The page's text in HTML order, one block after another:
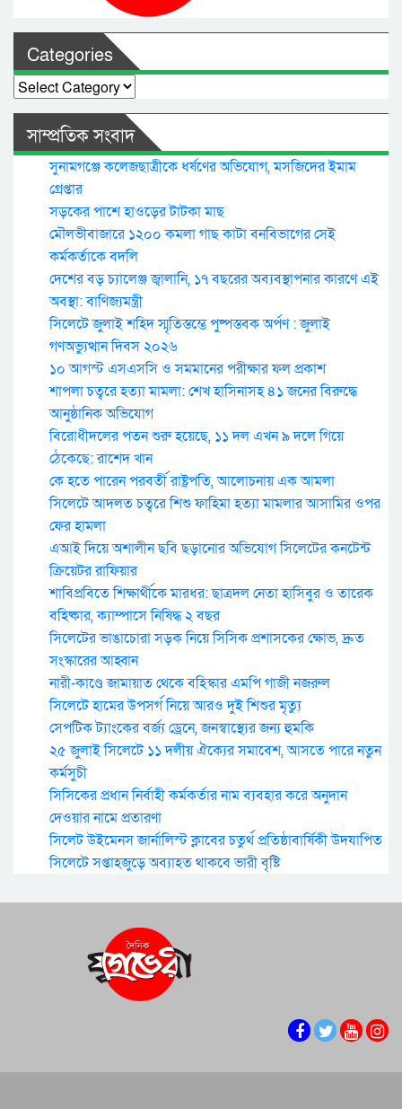
Categories
Categories
সাম্প্রতিক সংবাদ
সুনামগঞ্জে কলেজছাত্রীকে ধর্ষণের অভিযোগ, মসজিদের ইমাম
গ্রেপ্তার
সড়কের পাশে হাওড়ের টাটকা মাছ
মৌলভীবাজারে ১২০০ কমলা গাছ কাটা বনবিভাগের সেই
কর্মকর্তাকে বদলি
দেশের বড় চ্যালেঞ্জ জ্বালানি, ১৭ বছরের অব্যবস্থাপনার কারণে এই
অবস্থা: বাণিজ্যমন্ত্রী
সিলেটে জুলাই শহিদ স্মৃতিস্তম্ভে পুষ্পস্তবক অর্পণ : জুলাই
গণঅভ্যুত্থান দিবস ২০২৬
১০ আগস্ট এসএসসি ও সমমানের পরীক্ষার ফল প্রকাশ
শাপলা চত্বরে হত্যা মামলা: শেখ হাসিনাসহ ৪১ জনের বিরুদ্ধে
আনুষ্ঠানিক অভিযোগ
বিরোধীদলের পতন শুরু হয়েছে, ১১ দল এখন ৯ দলে গিয়ে
ঠেকেছে: রাশেদ খান
কে হতে পারেন পরবর্তী রাষ্ট্রপতি, আলোচনায় এক আমলা
সিলেটে আদলত চত্বরে শিশু ফাহিমা হত্যা মামলার আসামির ওপর
ফের হামলা
এআই দিয়ে অশালীন ছবি ছড়ানোর অভিযোগ সিলেটের কনটেন্ট
ক্রিয়েটর রাফিয়ার
শাবিপ্রবিতে শিক্ষার্থীকে মারধর: ছাত্রদল নেতা হাসিবুর ও তারেক
বহিষ্কার, ক্যাম্পাসে নিষিদ্ধ ২ বছর
সিলেটের ভাঙাচোরা সড়ক নিয়ে সিসিক প্রশাসকের ক্ষোভ, দ্রুত
সংস্কারের আহ্বান
নারী-কাণ্ডে জামায়াত থেকে বহিস্কার এমপি গাজী নজরুল
সিলেটে হামের উপসর্গ নিয়ে আরও দুই শিশুর মৃত্যু
সেপটিক ট্যাংকের বর্জ্য ড্রেনে, জনস্বাস্থ্যের জন্য হুমকি
২৫ জুলাই সিলেটে ১১ দলীয় ঐক্যের সমাবেশ, আসতে পারে নতুন
কর্মসুচী
সিসিকের প্রধান নির্বাহী কর্মকর্তার নাম ব্যবহার করে অনুদান
দেওয়ার নামে প্রতারণা
সিলেট উইমেনস জার্নালিস্ট ক্লাবের চতুর্থ প্রতিষ্ঠাবার্ষিকী উদযাপিত
সিলেটে সপ্তাহজুড়ে অব্যাহত থাকবে ভারী বৃষ্টি